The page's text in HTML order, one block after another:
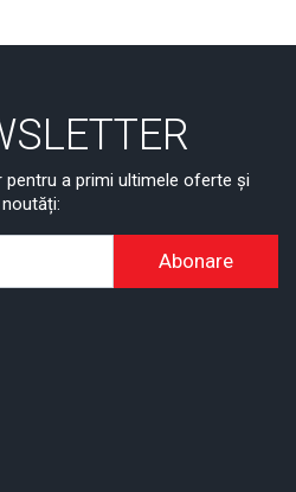
a primi ultimele oferte și
noutăți:
Abonare